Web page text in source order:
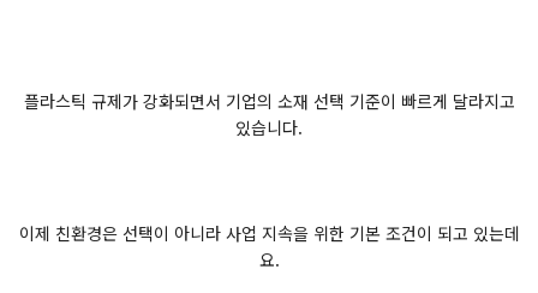
플라스틱 규제가 강화되면서 기업의 소재 선택 기준이 빠르게 달라지고
있습니다.
이제 친환경은 선택이 아니라 사업 지속을 위한 기본 조건이 되고 있는데
요.